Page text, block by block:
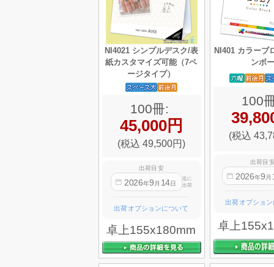
NI4021 シンプルデスク/表
紙カスタマイズ可能（7ペ
ージタイプ）
100冊:
45,000円
(税込 49,500円)
出荷目安
2026年9 月 14日
迄に
出荷
出荷オプションについて
卓上155x180mm
NI401 カラーブ
ンボー
100
(税込
出荷目
2026年9 月
出荷オプショ
卓上